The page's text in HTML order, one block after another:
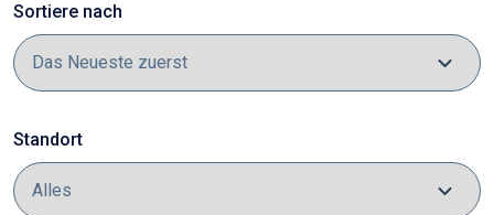
Sortiere nach
Standort